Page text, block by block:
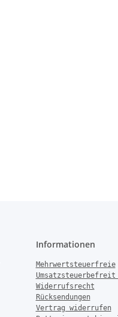
Informationen
Mehrwertsteuerfreie
Widerrufsrecht
Rücksendungen
Vertrag widerrufen